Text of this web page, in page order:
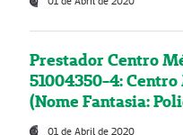
Prestador Centro
51004350-4:
(Nome Fantasia:
01 de Abril de 2020